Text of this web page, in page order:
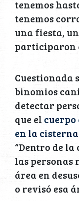
tenemos
tenemos
una fiesta,
participaron
Cuestionada
binomios
detectar
que el cuerpo
en la
“Dentro de
las personas
área en
o revisó esa